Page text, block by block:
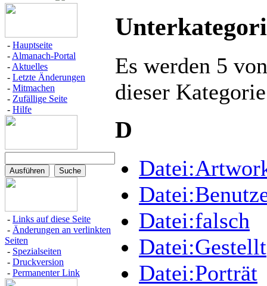
- Hauptseite
- Almanach-Portal
- Aktuelles
- Letzte Änderungen
- Mitmachen
- Zufällige Seite
- Hilfe
- Links auf diese Seite
- Änderungen an verlinkten
Seiten
- Spezialseiten
- Druckversion
- Permanenter Link
Es werden 5
dieser
D
Datei:falsch
Datei:Gestellt
Datei:Porträt